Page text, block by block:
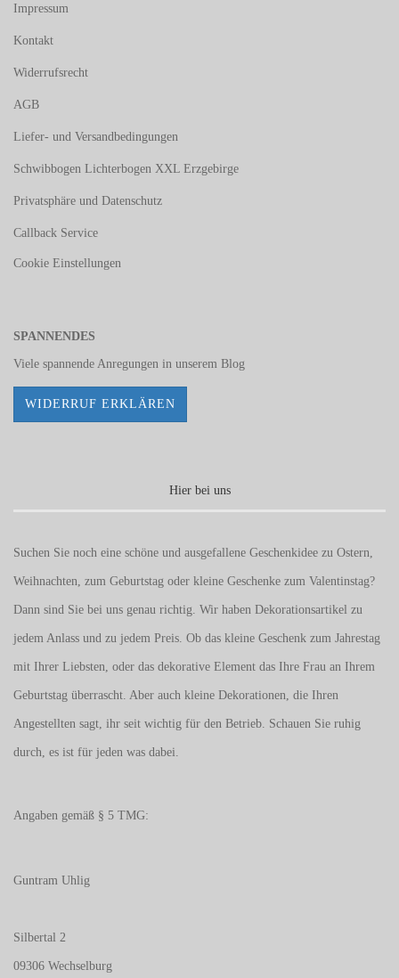
Impressum
Kontakt
Widerrufsrecht
AGB
Liefer- und Versandbedingungen
Schwibbogen Lichterbogen XXL Erzgebirge
Privatsphäre und Datenschutz
Callback Service
Cookie Einstellungen
SPANNENDES
Viele spannende Anregungen in unserem Blog
WIDERRUF ERKLÄREN
Hier bei uns
Suchen Sie noch eine schöne und ausgefallene Geschenkidee zu Ostern,
Weihnachten, zum Geburtstag oder kleine Geschenke zum Valentinstag?
Dann sind Sie bei uns genau richtig. Wir haben Dekorationsartikel zu
jedem Anlass und zu jedem Preis. Ob das kleine Geschenk zum Jahrestag
mit Ihrer Liebsten, oder das dekorative Element das Ihre Frau an Ihrem
Geburtstag überrascht. Aber auch kleine Dekorationen, die Ihren
Angestellten sagt, ihr seit wichtig für den Betrieb. Schauen Sie ruhig
durch, es ist für jeden was dabei.
Angaben gemäß § 5 TMG:
Guntram Uhlig
Silbertal 2
09306 Wechselburg